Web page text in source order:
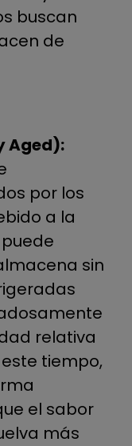
buscan
de
Aged):
por los
a la
sin
relativa
tiempo,
el sabor
más